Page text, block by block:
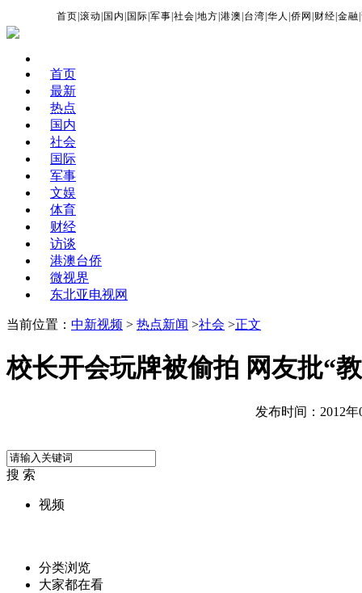
首页 |滚动 国内 国际 |军事 |社会 |地方 |港澳 台湾 |华人 |侨网 财经 |金融 |
首页
最新
热点
国内
社会
国际
军事
文娱
体育
财经
访谈
港澳台侨
微视界
东北亚电视网
当前位置： 中新视频 > 热点新闻 >社会 >正文
校长开会玩牌被偷拍 网友批“
发布时间：2012年
搜 索
视频
分类浏览
大家都在看